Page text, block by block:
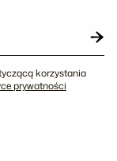
korzystania
prywatności